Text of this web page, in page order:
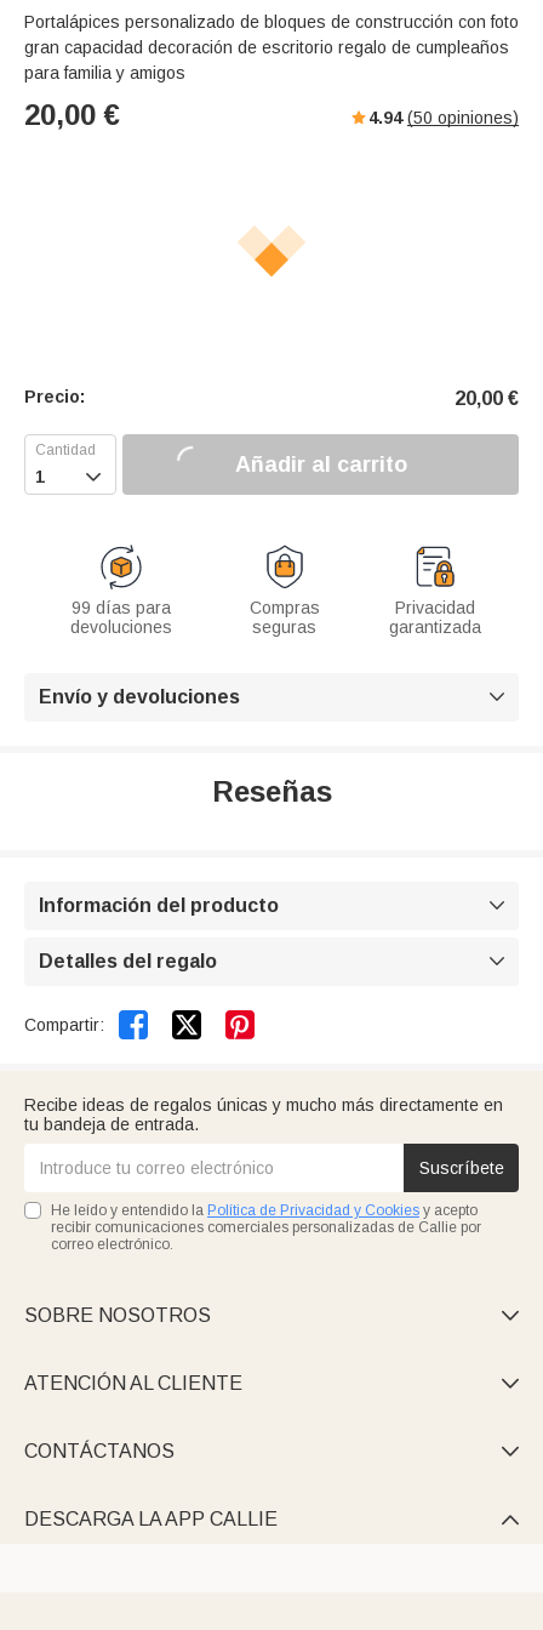
e
t
e
e
r
l
Portalápices personalizado de bloques de construcción con foto
gran capacidad decoración de escritorio regalo de cumpleaños
para familia y amigos
20,00 € 4.94 (50 opiniones)
Precio: 20,00 €
 Añadir al carrito
99 días para
devoluciones
Compras
seguras
Privacidad
garantizada
Envío y devoluciones 
Reseñas
Información del producto 
Detalles del regalo 
Compartir:  
Recibe ideas de regalos únicas y mucho más directamente en
tu bandeja de entrada.
Suscríbete
He leído y entendido la Política de Privacidad y Cookies y acepto
recibir comunicaciones comerciales personalizadas de Callie por
correo electrónico.
SOBRE NOSOTROS 
ATENCIÓN AL CLIENTE 
CONTÁCTANOS 
DESCARGA LA APP CALLIE 